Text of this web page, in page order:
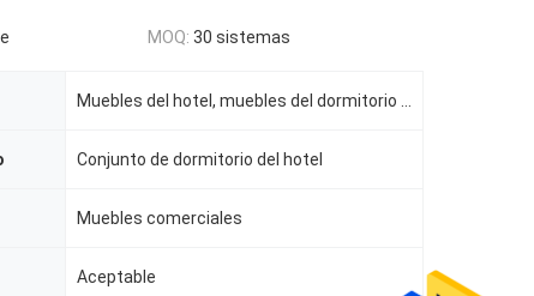
MOQ: 30 sistemas
Conjunto de dormitorio del hotel
Muebles comerciales
Aceptable